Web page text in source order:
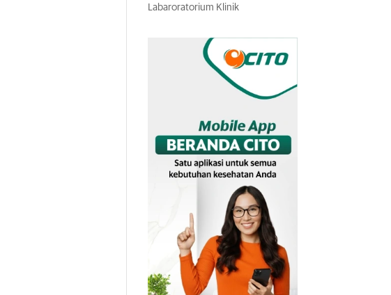
Labaroratorium Klinik